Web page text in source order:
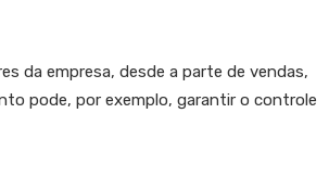
da empresa, desde a parte de vendas,
pode, por exemplo, garantir o controle